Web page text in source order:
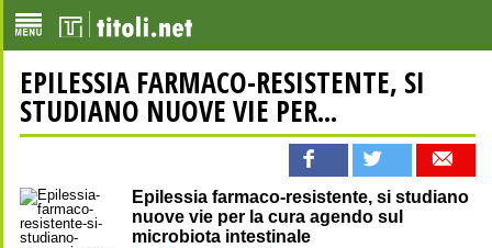
EPILESSIA FARMACO-RESISTENTE, SI
STUDIANO NUOVE VIE PER...
Epilessia farmaco-resistente, si studiano
nuove vie per la cura agendo sul
microbiota intestinale